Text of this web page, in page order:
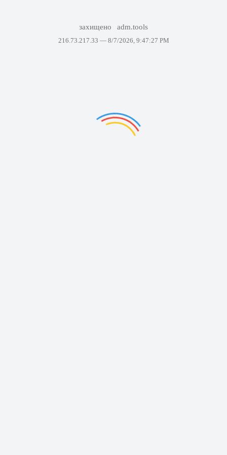
захищено adm.tools
216.73.217.33 — 8/7/2026, 9:47:27 PM